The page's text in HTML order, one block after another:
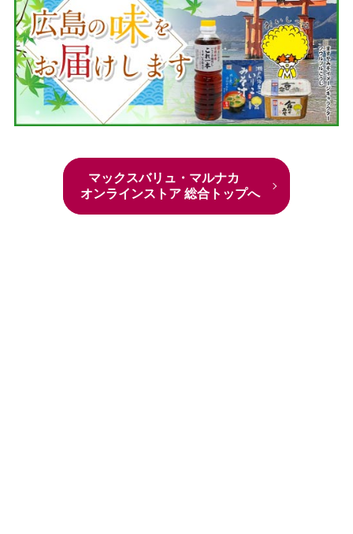
マックスバリュ・マルナカ
オンラインストア 総合トップへ